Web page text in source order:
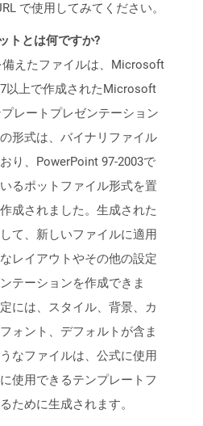
で使用してみてください。
トとは何ですか?
えたファイルは、Microsoft
以上で作成されたMicrosoft
レートプレゼンテーション
形式は、バイナリファイル
り、PowerPoint 97-2003で
るポットファイル形式を置
成されました。生成された
て、新しいファイルに適用
レイアウトやその他の設定
テーションを作成できま
には、スタイル、背景、カ
ォント、デフォルトが含ま
なファイルは、公式に使用
使用できるテンプレートフ
ために生成されます。